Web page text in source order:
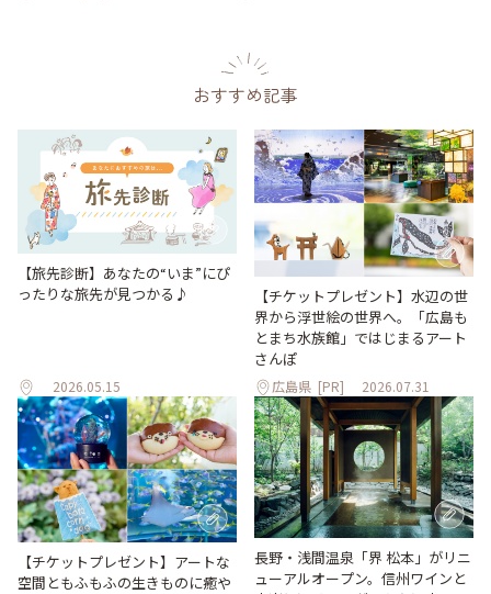
おすすめ記事
【旅先診断】あなたの“いま”にぴ
ったりな旅先が見つかる♪
2026.05.15
【チケットプレゼント】水辺の世
界から浮世絵の世界へ。「広島も
とまち水族館」ではじまるアート
さんぽ
広島県 [PR] 2026.07.31
【チケットプレゼント】アートな
空間ともふもふの生きものに癒や
長野・浅間温泉「界 松本」がリニ
ューアルオープン。信州ワインと